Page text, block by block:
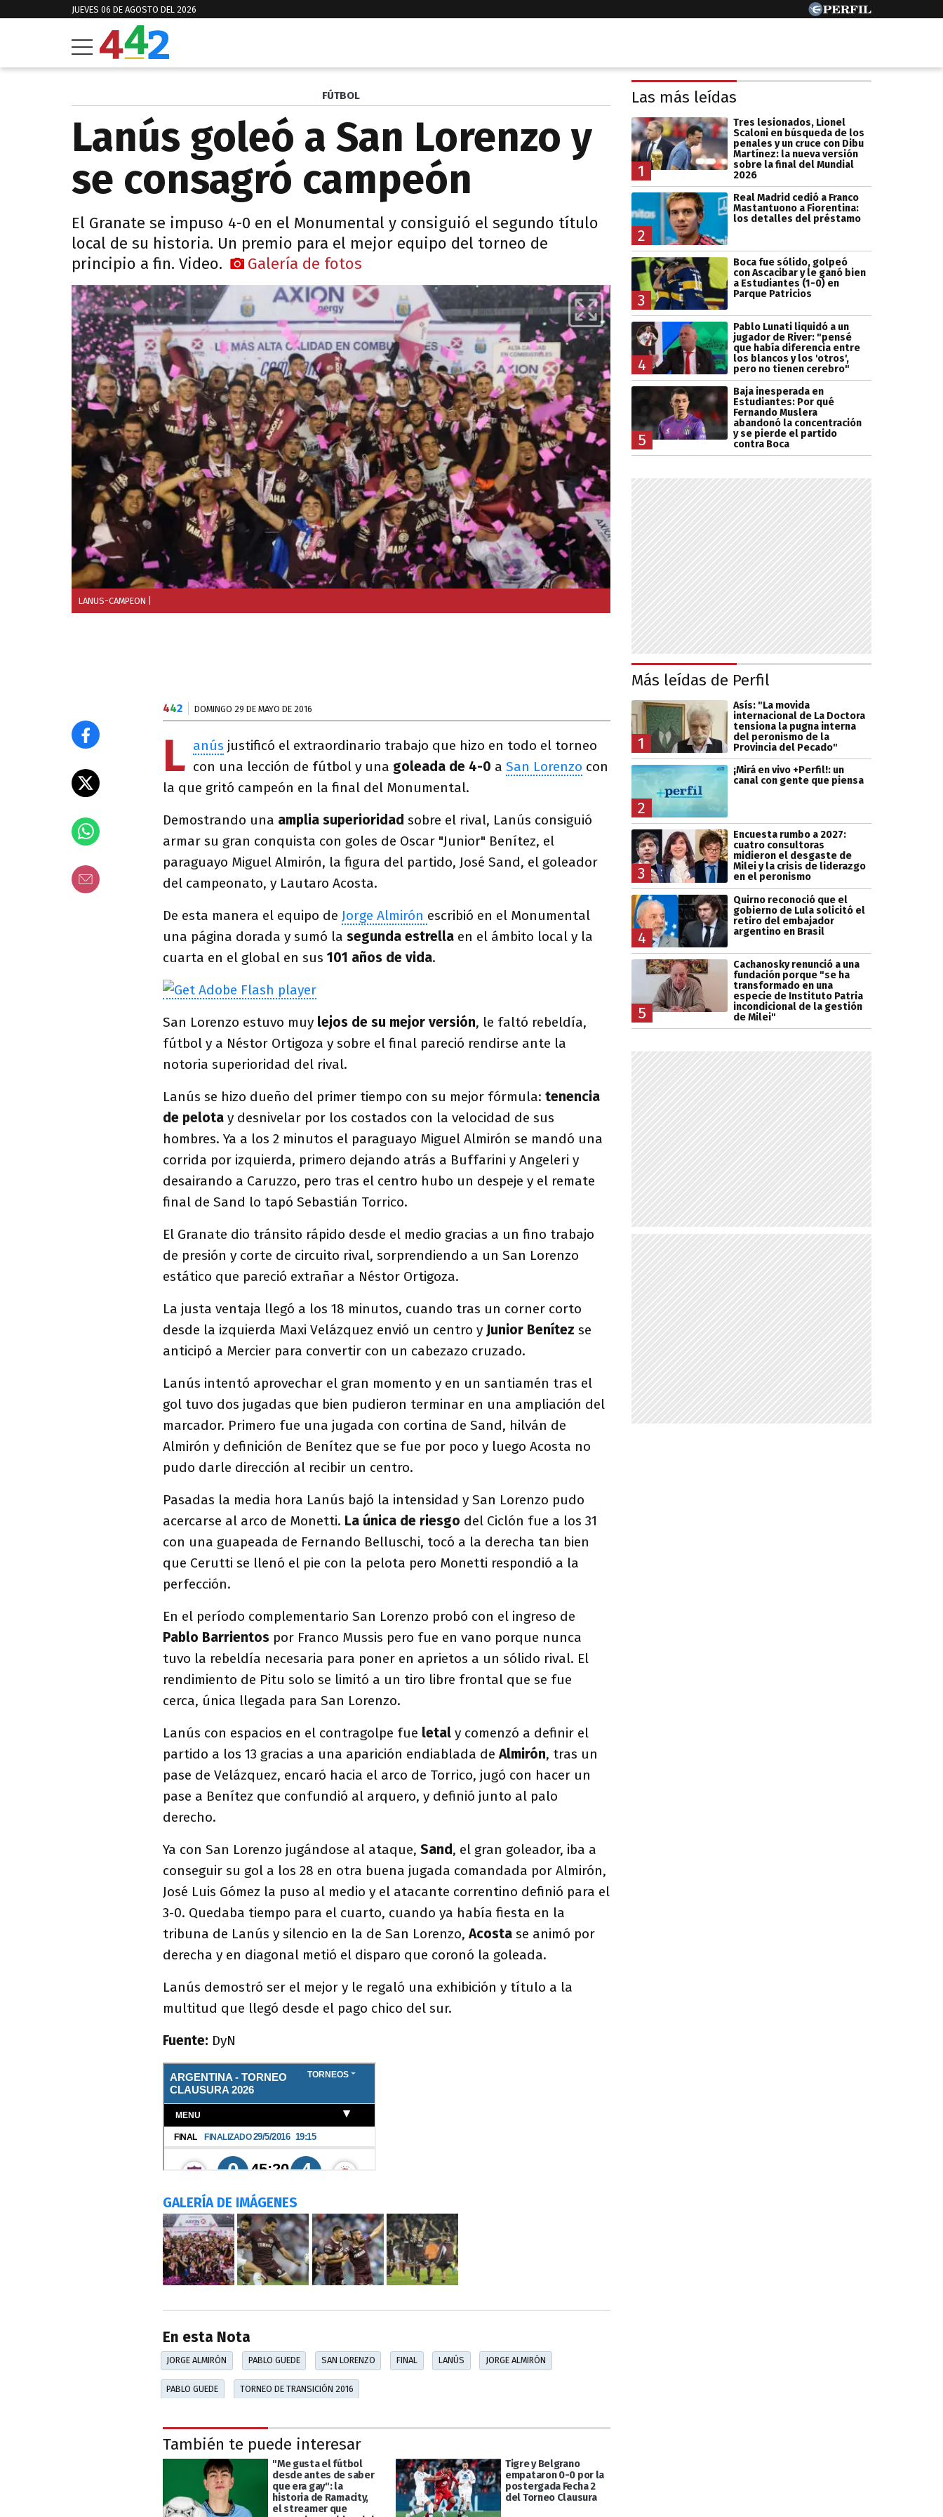
JUEVES 06 DE AGOSTO DEL 2026
FÚTBOL
Lanús goleó a San Lorenzo y
se consagró campeón
El Granate se impuso 4-0 en el Monumental y consiguió el segundo título
local de su historia. Un premio para el mejor equipo del torneo de
principio a fin. Video.
Galería de fotos
LANUS-CAMPEON
442 DOMINGO 29 DE MAYO DE 2016
L anús justificó el extraordinario trabajo que hizo en todo el torneo
con una lección de fútbol y una goleada de 4-0 a San Lorenzo con
la que gritó campeón en la final del Monumental.
Demostrando una amplia superioridad sobre el rival, Lanús consiguió
armar su gran conquista con goles de Oscar "Junior" Benítez, el
paraguayo Miguel Almirón, la figura del partido, José Sand, el goleador
del campeonato, y Lautaro Acosta.
De esta manera el equipo de Jorge Almirón escribió en el Monumental
una página dorada y sumó la segunda estrella en el ámbito local y la
cuarta en el global en sus 101 años de vida.
San Lorenzo estuvo muy lejos de su mejor versión, le faltó rebeldía,
fútbol y a Néstor Ortigoza y sobre el final pareció rendirse ante la
notoria superioridad del rival.
Lanús se hizo dueño del primer tiempo con su mejor fórmula: tenencia
de pelota y desnivelar por los costados con la velocidad de sus
hombres. Ya a los 2 minutos el paraguayo Miguel Almirón se mandó una
corrida por izquierda, primero dejando atrás a Buffarini y Angeleri y
desairando a Caruzzo, pero tras el centro hubo un despeje y el remate
final de Sand lo tapó Sebastián Torrico.
El Granate dio tránsito rápido desde el medio gracias a un fino trabajo
de presión y corte de circuito rival, sorprendiendo a un San Lorenzo
estático que pareció extrañar a Néstor Ortigoza.
La justa ventaja llegó a los 18 minutos, cuando tras un corner corto
desde la izquierda Maxi Velázquez envió un centro y Junior Benítez se
anticipó a Mercier para convertir con un cabezazo cruzado.
Lanús intentó aprovechar el gran momento y en un santiamén tras el
gol tuvo dos jugadas que bien pudieron terminar en una ampliación del
marcador. Primero fue una jugada con cortina de Sand, hilván de
Almirón y definición de Benítez que se fue por poco y luego Acosta no
pudo darle dirección al recibir un centro.
Pasadas la media hora Lanús bajó la intensidad y San Lorenzo pudo
acercarse al arco de Monetti. La única de riesgo del Ciclón fue a los 31
con una guapeada de Fernando Belluschi, tocó a la derecha tan bien
que Cerutti se llenó el pie con la pelota pero Monetti respondió a la
perfección.
En el período complementario San Lorenzo probó con el ingreso de
Pablo Barrientos por Franco Mussis pero fue en vano porque nunca
tuvo la rebeldía necesaria para poner en aprietos a un sólido rival. El
rendimiento de Pitu solo se limitó a un tiro libre frontal que se fue
cerca, única llegada para San Lorenzo.
Lanús con espacios en el contragolpe fue letal y comenzó a definir el
partido a los 13 gracias a una aparición endiablada deAlmirón, tras un
pase de Velázquez, encaró hacia el arco de Torrico, jugó con hacer un
pase a Benítez que confundió al arquero, y definió junto al palo
derecho.
Ya con San Lorenzo jugándose al ataque, Sand, el gran goleador, iba a
conseguir su gol a los 28 en otra buena jugada comandada por Almirón,
José Luis Gómez la puso al medio y el atacante correntino definió para el
3-0. Quedaba tiempo para el cuarto, cuando ya había fiesta en la
tribuna de Lanús y silencio en la de San Lorenzo,Acosta se animó por
derecha y en diagonal metió el disparo que coronó la goleada.
Lanús demostró ser el mejor y le regaló una exhibición y título a la
multitud que llegó desde el pago chico del sur.
Fuente: DyN
GALERÍA DE IMÁGENES
En esta Nota
JORGE ALMIRÓN PABLO GUEDE SAN LORENZO FINAL LANÚS JORGE ALMIRÓN
PABLO GUEDE TORNEO DE TRANSICIÓN 2016
También te puede interesar
"Me gusta el fútbol
desde antes de saber
que era gay": la
historia de Ramacity,
el streamer que
Tigre y Belgrano
empataron 0-0 por la
postergada Fecha 2
del Torneo Clausura
Las más leídas
1
Tres lesionados, Lionel
Scaloni en búsqueda de los
penales y un cruce con Dibu
Martínez: la nueva versión
sobre la final del Mundial
2026
2
Real Madrid cedió a Franco
Mastantuono a Fiorentina:
los detalles del préstamo
3
Boca fue sólido, golpeó
con Ascacibar y le ganó bien
a Estudiantes (1-0) en
Parque Patricios
4
Pablo Lunati liquidó a un
jugador de River: "pensé
que había diferencia entre
los blancos y los 'otros',
pero no tienen cerebro"
5
Baja inesperada en
Estudiantes: Por qué
Fernando Muslera
abandonó la concentración
y se pierde el partido
contra Boca
Más leídas de Perfil
1
Asís: "La movida
internacional de La Doctora
tensiona la pugna interna
del peronismo de la
Provincia del Pecado"
2
¡Mirá en vivo +Perfil!: un
canal con gente que piensa
3
Encuesta rumbo a 2027:
cuatro consultoras
midieron el desgaste de
Milei y la crisis de liderazgo
en el peronismo
4
Quirno reconoció que el
gobierno de Lula solicitó el
retiro del embajador
argentino en Brasil
5
Cachanosky renunció a una
fundación porque "se ha
transformado en una
especie de Instituto Patria
incondicional de la gestión
de Milei"